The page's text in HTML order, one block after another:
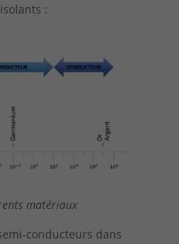
:
matériaux
conducteurs dans